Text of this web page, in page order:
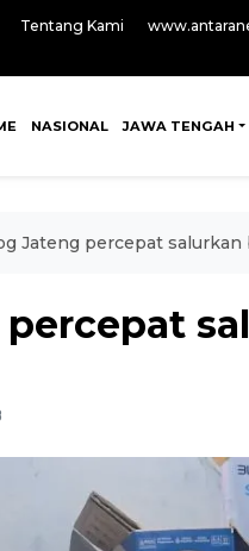
Tentang Kami
NASIONAL JAWA TENGAH
Jateng percepat salurkan